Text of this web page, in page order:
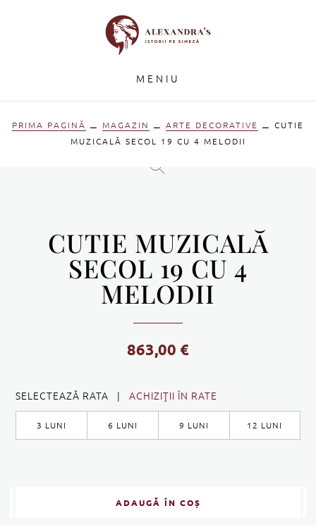
MENIU
PRIMA PAGINĂ ⚊ MAGAZIN ⚊ ARTE DECORATIVE ⚊ CUTIE
MUZICALĂ SECOL 19 CU 4 MELODII
CUTIE MUZICALĂ
SECOL 19 CU 4
MELODII
863,00 €
SELECTEAZĂ RATA |ACHIZIŢII ÎN RATE
3 LUNI 6 LUNI 9 LUNI 12 LUNI
ADAUGĂ ÎN COȘ